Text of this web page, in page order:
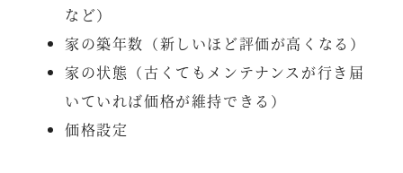
など）
家の築年数（新しいほど評価が高くなる）
家の状態（古くてもメンテナンスが行き届
いていれば価格が維持できる）
価格設定